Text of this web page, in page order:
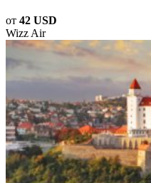
от 42 USD
Wizz Air